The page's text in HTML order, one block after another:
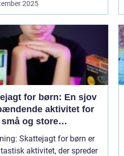
2025
for børn: En sjov
aktivitet for
og store
Skattejagt for børn er
aktivitet, der spreder